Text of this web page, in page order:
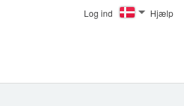
Log ind Hjælp